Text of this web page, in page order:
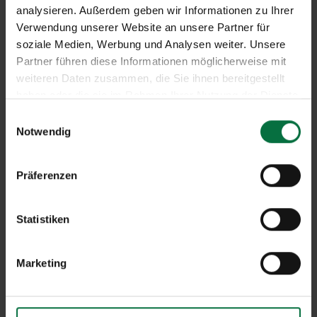
analysieren. Außerdem geben wir Informationen zu Ihrer
Verwendung unserer Website an unsere Partner für
soziale Medien, Werbung und Analysen weiter. Unsere
Partner führen diese Informationen möglicherweise mit
weiteren Daten zusammen, die Sie ihnen bereitgestellt
Notwendig
Präferenzen
Statistiken
Marketing